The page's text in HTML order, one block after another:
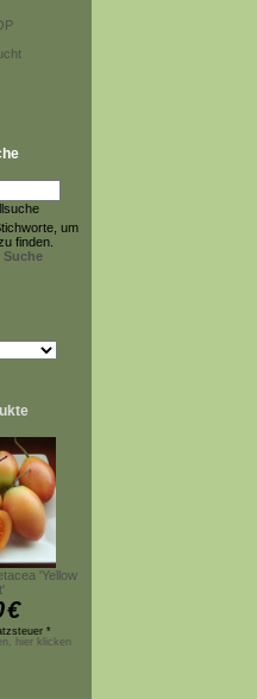
um
finden.
Suche
'Yellow
€
*
hier klicken